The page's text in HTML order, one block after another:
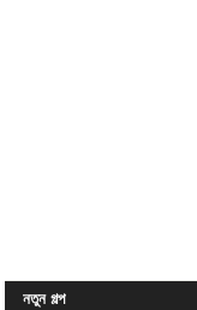
নতুন গল্প